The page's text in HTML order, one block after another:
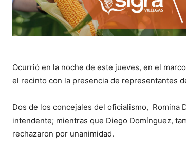
Ocurrió en la noche de este jueves, en el
el recinto con la presencia de representantes
Dos de los concejales del oficialismo, Romina
intendente; mientras que Diego Domínguez,
rechazaron por unanimidad.